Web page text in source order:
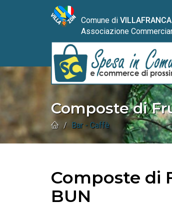
Comune di
Associazione
Composte di
Bar - Caffè
Composte di
BUN